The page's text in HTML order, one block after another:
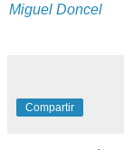
Miguel Doncel
Compartir